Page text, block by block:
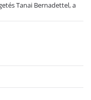
Tanai Bernadettel, a